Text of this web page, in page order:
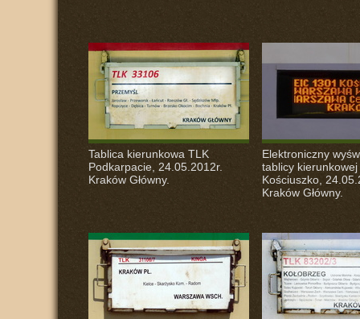
Tablica kierunkowa TLK
Podkarpacie, 24.05.2012r.
Kraków Główny.
Elektroniczny
tablicy kierunkowej
Kościuszko,
Kraków Główny.